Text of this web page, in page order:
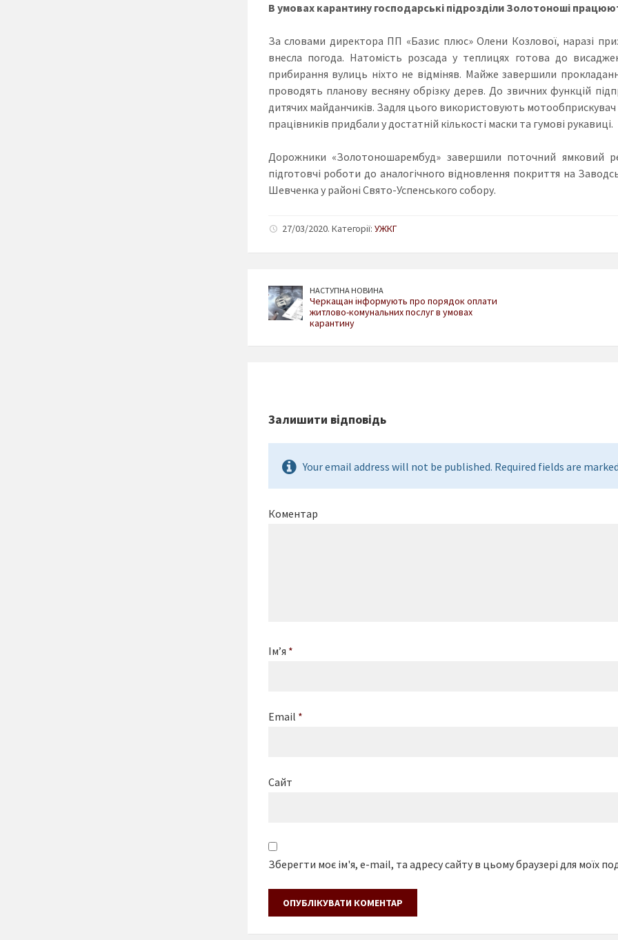
В умовах карантину господарські підрозділи Золотоноші
За словами директора ПП «Базис плюс» Олени Козлової, наразі
внесла погода. Натомість розсада у теплицях готова до
прибирання вулиць ніхто не відміняв. Майже завершили
проводять планову весняну обрізку дерев. До звичних функцій
дитячих майданчиків. Задля цього використовують
працівників придбали у достатній кількості маски та гумові рукавиці.
Дорожники «Золотоношарембуд» завершили поточний ямковий
підготовчі роботи до аналогічного відновлення покриття на
Шевченка у районі Свято-Успенського собору.
27/03/2020. Категорії: УЖКГ
НАСТУПНА НОВИНА
Черкащан інформують про порядок оплати
житлово-комунальних послуг в умовах
карантину
Залишити відповідь
Your email address will not be published. Required fields are
Коментар
Ім’я *
Email *
Сайт
Зберегти моє ім'я, e-mail, та адресу сайту в цьому браузері для моїх